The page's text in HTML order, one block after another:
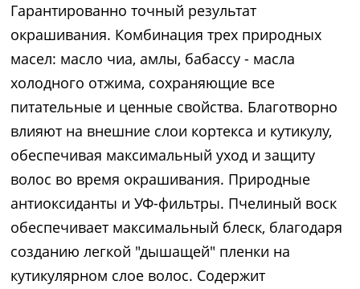
Гарантированно точный результат
окрашивания. Комбинация трех природных
масел: масло чиа, амлы, бабассу - масла
холодного отжима, сохраняющие все
питательные и ценные свойства. Благотворно
влияют на внешние слои кортекса и кутикулу,
обеспечивая максимальный уход и защиту
волос во время окрашивания. Природные
антиоксиданты и УФ-фильтры. Пчелиный воск
обеспечивает максимальный блеск, благодаря
созданию легкой "дышащей" пленки на
кутикулярном слое волос. Содержит